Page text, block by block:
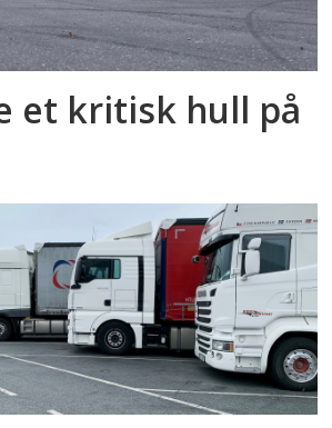
et kritisk hull på